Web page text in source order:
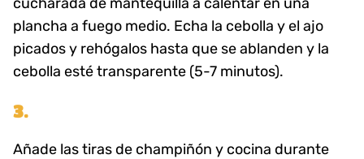
plancha a fuego medio. Echa la cebolla y el ajo
picados y rehógalos hasta que se ablanden y la
cebolla esté transparente (5-7 minutos).
3.
Añade las tiras de champiñón y cocina durante